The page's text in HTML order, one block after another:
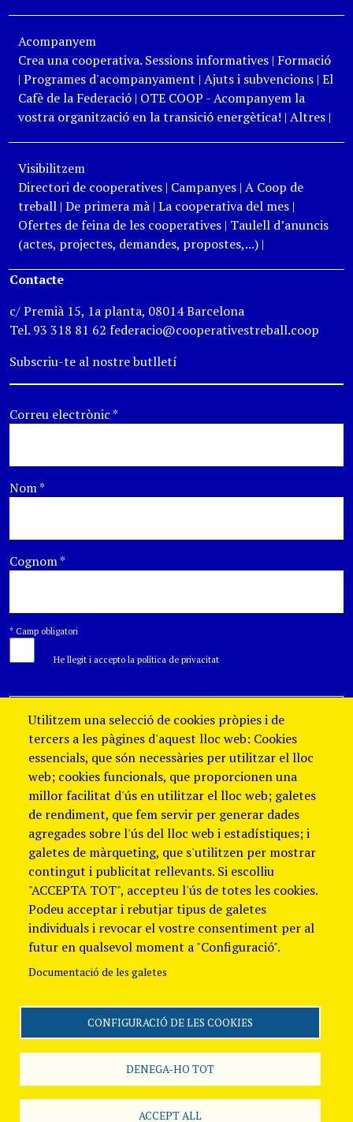
Acompanyem
Crea una cooperativa. Sessions informatives| Formació
| Programes d'acompanyament | Ajuts i subvencions| El
Cafè de la Federació| OTE COOP - Acompanyem la
vostra organització en la transició energètica! | Altres|
Visibilitzem
Directori de cooperatives| Campanyes| A Coop de
treball| De primera mà| La cooperativa del mes|
Ofertes de feina de les cooperatives| Taulell d’anuncis
(actes, projectes, demandes, propostes,...)|
Contacte
c/ Premià 15, 1a planta, 08014 Barcelona
Tel. 93 318 81 62 federacio@cooperativestreball.coop
Subscriu-te al nostre butlletí
Correu electrònic*
Nom*
Cognom*
* Camp obligatori
He llegit i accepto la política de privacitat
Utilitzem una selecció de cookies pròpies i de
tercers a les pàgines d'aquest lloc web: Cookies
essencials, que són necessàries per utilitzar el lloc
web; cookies funcionals, que proporcionen una
millor facilitat d'ús en utilitzar el lloc web; galetes
de rendiment, que fem servir per generar dades
agregades sobre l'ús del lloc web i estadístiques; i
galetes de màrqueting, que s'utilitzen per mostrar
contingut i publicitat rellevants. Si escolliu
"ACCEPTA TOT", accepteu l'ús de totes les cookies.
Podeu acceptar i rebutjar tipus de galetes
individuals i revocar el vostre consentiment per al
futur en qualsevol moment a "Configuració".
Documentació de les galetes
CONFIGURACIÓ DE LES COOKIES
DENEGA-HO TOT
ACCEPT ALL
Política de
Privacitat
Canal
de denúncies